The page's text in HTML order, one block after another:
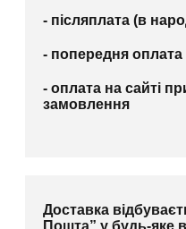
- післяплата (в
- попередня оплата
- оплата на сайті
замовлення
Доставка